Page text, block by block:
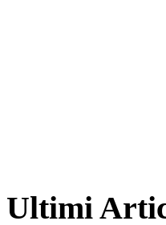
Ultimi